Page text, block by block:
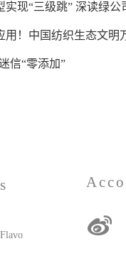
实现“三级跳” 深读绿公
织生态文明万里行第七站走
信“零添加”
raw materials
Flavors and fragrances